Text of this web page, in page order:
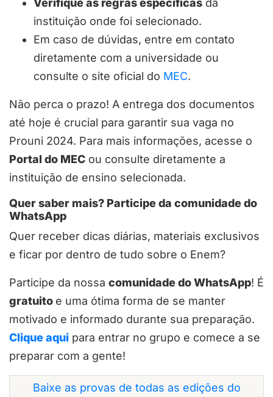
Verifique as regras específicas da
instituição onde foi selecionado.
Em caso de dúvidas, entre em contato
diretamente com a universidade ou
consulte o site oficial do MEC.
Não perca o prazo! A entrega dos documentos
até hoje é crucial para garantir sua vaga no
Prouni 2024. Para mais informações, acesse o
Portal do MEC ou consulte diretamente a
instituição de ensino selecionada.
Quer saber mais? Participe da comunidade do
WhatsApp
Quer receber dicas diárias, materiais exclusivos
e ficar por dentro de tudo sobre o Enem?
Participe da nossa comunidade do WhatsApp! É
gratuito e uma ótima forma de se manter
motivado e informado durante sua preparação.
Clique aqui para entrar no grupo e comece a se
preparar com a gente!
Baixe as provas de todas as edições do